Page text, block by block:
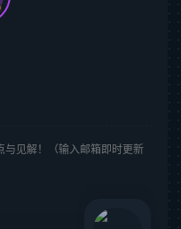
见解！（输入邮箱即时更新